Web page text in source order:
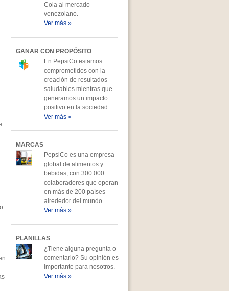
Cola al mercado
venezolano.
Ver más »
GANAR CON PROPÓSITO
En PepsiCo estamos
comprometidos con la
creación de resultados
saludables mientras que
generamos un impacto
positivo en la sociedad.
Ver más »
MARCAS
PepsiCo es una empresa
global de alimentos y
bebidas, con 300.000
colaboradores que operan
en más de 200 países
alrededor del mundo.
Ver más »
PLANILLAS
¿Tiene alguna pregunta o
comentario? Su opinión es
importante para nosotros.
Ver más »